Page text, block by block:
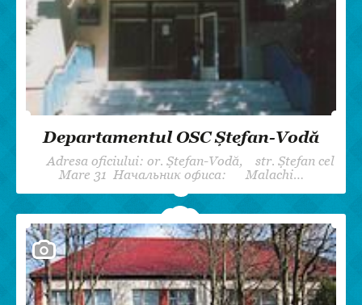
Departamentul OSC Ștefan-Vodă
Adresa oficiului: or. Ștefan-Vodă, str. Ștefan cel
Mare 31 Начальник офиса: Malachi…